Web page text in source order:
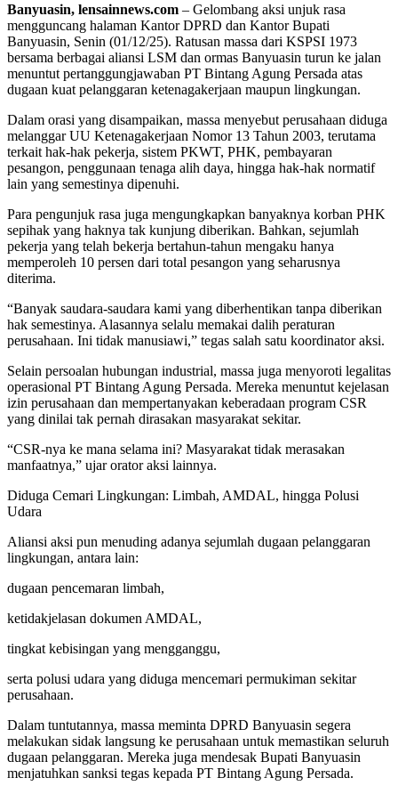
Banyuasin, lensainnews.com – Gelombang aksi unjuk rasa
mengguncang halaman Kantor DPRD dan Kantor Bupati
Banyuasin, Senin (01/12/25). Ratusan massa dari KSPSI 1973
bersama berbagai aliansi LSM dan ormas Banyuasin turun ke jalan
menuntut pertanggungjawaban PT Bintang Agung Persada atas
dugaan kuat pelanggaran ketenagakerjaan maupun lingkungan.
Dalam orasi yang disampaikan, massa menyebut perusahaan diduga
melanggar UU Ketenagakerjaan Nomor 13 Tahun 2003, terutama
terkait hak-hak pekerja, sistem PKWT, PHK, pembayaran
pesangon, penggunaan tenaga alih daya, hingga hak-hak normatif
lain yang semestinya dipenuhi.
Para pengunjuk rasa juga mengungkapkan banyaknya korban PHK
sepihak yang haknya tak kunjung diberikan. Bahkan, sejumlah
pekerja yang telah bekerja bertahun-tahun mengaku hanya
memperoleh 10 persen dari total pesangon yang seharusnya
diterima.
“Banyak saudara-saudara kami yang diberhentikan tanpa diberikan
hak semestinya. Alasannya selalu memakai dalih peraturan
perusahaan. Ini tidak manusiawi,” tegas salah satu koordinator aksi.
Selain persoalan hubungan industrial, massa juga menyoroti legalitas
operasional PT Bintang Agung Persada. Mereka menuntut kejelasan
izin perusahaan dan mempertanyakan keberadaan program CSR
yang dinilai tak pernah dirasakan masyarakat sekitar.
“CSR-nya ke mana selama ini? Masyarakat tidak merasakan
manfaatnya,” ujar orator aksi lainnya.
Diduga Cemari Lingkungan: Limbah, AMDAL, hingga Polusi
Udara
Aliansi aksi pun menuding adanya sejumlah dugaan pelanggaran
lingkungan, antara lain:
dugaan pencemaran limbah,
ketidakjelasan dokumen AMDAL,
tingkat kebisingan yang mengganggu,
serta polusi udara yang diduga mencemari permukiman sekitar
perusahaan.
Dalam tuntutannya, massa meminta DPRD Banyuasin segera
melakukan sidak langsung ke perusahaan untuk memastikan seluruh
dugaan pelanggaran. Mereka juga mendesak Bupati Banyuasin
menjatuhkan sanksi tegas kepada PT Bintang Agung Persada.